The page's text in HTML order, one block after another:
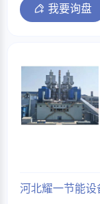
我要询盘
河北耀一节能